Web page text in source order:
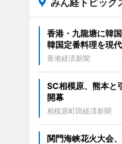
みん経トピック
香港・九龍塘に韓
韓国定番料理を現
香港経済新聞
SC相模原、熊本
開幕
相模原町田経済新聞
関門海峡花火大会